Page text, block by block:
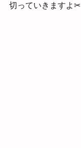
切っていきますよ✂